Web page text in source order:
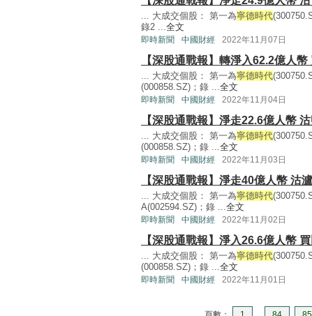
... 大成交個股： 第一為寧德時代
錄2 ...全文
即時新聞 中國財經 2022年11月07日
【深股通戰報】轉淨入62.2億人
... 大成交個股： 第一為寧德時代
(000858.SZ)；錄 ...全文
即時新聞 中國財經 2022年11月04日
【深股通戰報】淨走22.6億人幣
... 大成交個股： 第一為寧德時代
(000858.SZ)；錄 ...全文
即時新聞 中國財經 2022年11月03日
【深股通戰報】淨走40億人幣 沽
... 大成交個股： 第一為寧德時代
A(002594.SZ)；錄 ...全文
即時新聞 中國財經 2022年11月02日
【深股通戰報】淨入26.6億人幣
... 大成交個股： 第一為寧德時代
(000858.SZ)；錄 ...全文
即時新聞 中國財經 2022年11月01日